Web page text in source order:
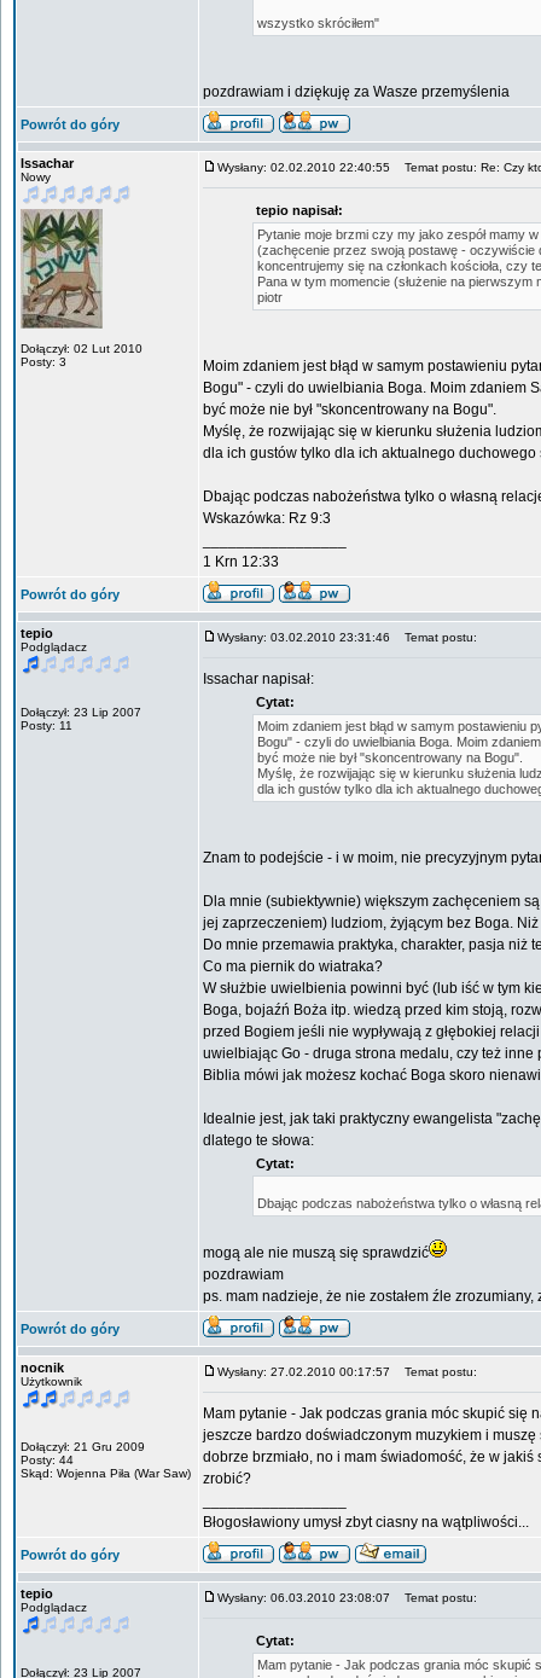
wszystko skróciłem"
pozdrawiam i dziękuję za Wasze przemyślenia
Powrót do góry
Issachar
Nowy
Dołączył: 02 Lut 2010
Posty: 3
Wysłany: 02.02.2010 22:40:55 Temat postu: Re: Czy
tepio napisał:
Pytanie moje brzmi czy my jako zespół mamy
(zachęcenie przez swoją postawę - oczywiście
koncentrujemy się na członkach kościoła, czy
Pana w tym momencie (służenie na pierwszym
piotr
Moim zdaniem jest błąd w samym postawieniu
Bogu" - czyli do uwielbiania Boga. Moim zdaniem
być może nie był "skoncentrowany na Bogu".
Myślę, że rozwijając się w kierunku służenia
dla ich gustów tylko dla ich aktualnego
Dbając podczas nabożeństwa tylko o własną
Wskazówka: Rz 9:3
1 Krn 12:33
Powrót do góry
tepio
Podglądacz
Dołączył: 23 Lip 2007
Posty: 11
Wysłany: 03.02.2010 23:31:46 Temat postu:
Issachar napisał:
Cytat:
Moim zdaniem jest błąd w samym postawieniu
Bogu" - czyli do uwielbiania Boga. Moim
być może nie był "skoncentrowany na Bogu".
Myślę, że rozwijając się w kierunku służenia
dla ich gustów tylko dla ich aktualnego
Znam to podejście - i w moim, nie precyzyjnym
Dla mnie (subiektywnie) większym zachęceniem
jej zaprzeczeniem) ludziom, żyjącym bez Boga.
Do mnie przemawia praktyka, charakter, pasja niż
Co ma piernik do wiatraka?
W służbie uwielbienia powinni być (lub iść w tym
Boga, bojaźń Boża itp. wiedzą przed kim stoją,
przed Bogiem jeśli nie wypływają z głębokiej
uwielbiając Go - druga strona medalu, czy też
Biblia mówi jak możesz kochać Boga skoro
Idealnie jest, jak taki praktyczny ewangelista
dlatego te słowa:
Cytat:
Dbając podczas nabożeństwa tylko o własną
mogą ale nie muszą się sprawdzić
pozdrawiam
ps. mam nadzieje, że nie zostałem źle
Powrót do góry
nocnik
Użytkownik
Dołączył: 21 Gru 2009
Posty: 44
Skąd: Wojenna Piła (War Saw)
Wysłany: 27.02.2010 00:17:57 Temat postu:
Mam pytanie - Jak podczas grania móc skupić się
jeszcze bardzo doświadczonym muzykiem i
dobrze brzmiało, no i mam świadomość, że w
zrobić?
Błogosławiony umysł zbyt ciasny na wątpliwości...
Powrót do góry
tepio
Podglądacz
Dołączył: 23 Lip 2007
Wysłany: 06.03.2010 23:08:07 Temat postu:
Cytat:
Mam pytanie - Jak podczas grania móc skupić